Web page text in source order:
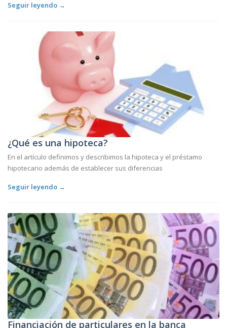
Seguir leyendo →
¿Qué es una hipoteca?
En el artículo definimos y describimos la hipoteca y el préstamo
hipotecario además de establecer sus diferencias
Seguir leyendo →
Financiación de particulares en la banca